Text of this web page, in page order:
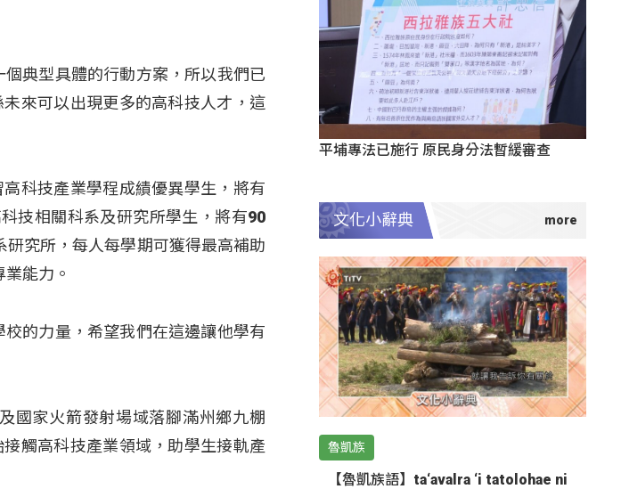
典型具體的行動方案，所以我們已
來可以出現更多的高科技人才，這
科技產業學程成績優異學生，將有
技相關科系及研究所學生，將有90
究所，每人每學期可獲得最高補助
能力。
的力量，希望我們在這邊讓他學有
國家火箭發射場域落腳滿州鄉九棚
觸高科技產業領域，助學生接軌產
平埔專法已施行 原民身分法暫緩審查
文化小辭典
魯凱族
【魯凱族語】ta‘avalra ‘i tatolohae ni